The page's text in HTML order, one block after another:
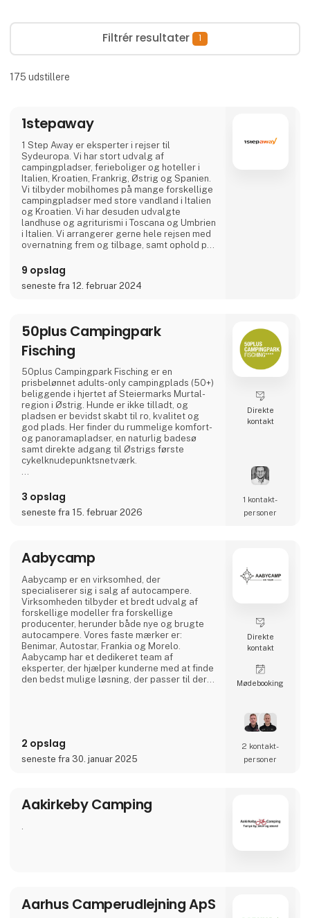
Filtrér resultater 1
175 udstillere
1stepaway
1 Step Away er eksperter i rejser til
Sydeuropa. Vi har stort udvalg af
campingpladser, ferieboliger og hoteller i
Italien, Kroatien, Frankrig, Østrig og Spanien.
Vi tilbyder mobilhomes på mange forskellige
campingpladser med store vandland i Italien
og Kroatien. Vi har desuden udvalgte
landhuse og agriturismi i Toscana og Umbrien
i Italien. Vi arrangerer gerne hele rejsen med
overnatning frem og tilbage, samt ophold på
destination. Er I en gruppe eller flere familier
der rejser sammen, kan vi flere steder
arrangere at I kommer til at bo direkte ved
9 opslag
seneste fra 12. februar 2024
50plus Campingpark
Fisching
50plus Campingpark Fisching er en
prisbelønnet adults-only campingplads (50+)
beliggende i hjertet af Steiermarks Murtal-
region i Østrig. Hunde er ikke tilladt, og
pladsen er bevidst skabt til ro, kvalitet og
god plads. Her finder du rummelige komfort-
og panoramaplads­er, en naturlig badesø
samt direkte adgang til Østrigs første
cykelknudepunktsnetværk.
pris på natur, cykling, regional gastronomi og
afslappede aftener ved vandet – i en varm og
familieejet atmosfære. 🚐🌿
3 opslag
seneste fra 15. februar 2026
Direkte
kontakt
1 kontakt­
personer
Aabycamp
Aabycamp er en virksomhed, der
specialiserer sig i salg af autocampere.
Virksomheden tilbyder et bredt udvalg af
forskellige modeller fra forskellige
producenter, herunder både nye og brugte
autocampere. Vores faste mærker er:
Benimar, Autostar, Frankia og Morelo.
Aabycamp har et dedikeret team af
eksperter, der hjælper kunderne med at finde
den bedst mulige løsning, der passer til deres
virksomheden, og de stræber efter at sikre en
god og pålidelig oplevelse for d
2 opslag
seneste fra 30. januar 2025
Direkte
kontakt
Møde­booking
2 kontakt­
personer
Aakirkeby Camping
Aarhus Camperudlejning ApS